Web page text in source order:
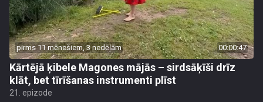
pirms 11 mēnešiem, 3 nedēļām 00:00:47
Kārtējā ķibele Magones mājās – sirdsāķīši drīz
klāt, bet tīrīšanas instrumenti plīst
21. epizode